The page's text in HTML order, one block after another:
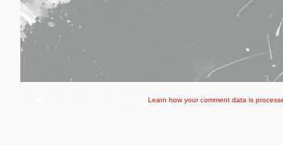
Learn how your comment data is